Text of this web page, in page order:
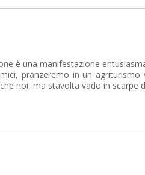
è una manifestazione
pranzeremo in un agriturismo
noi, ma stavolta vado in scarpe